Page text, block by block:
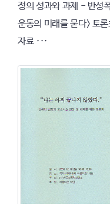
정의 성과와 과제 - 반성
운동의 미래를 묻다> 토론
자료 ···